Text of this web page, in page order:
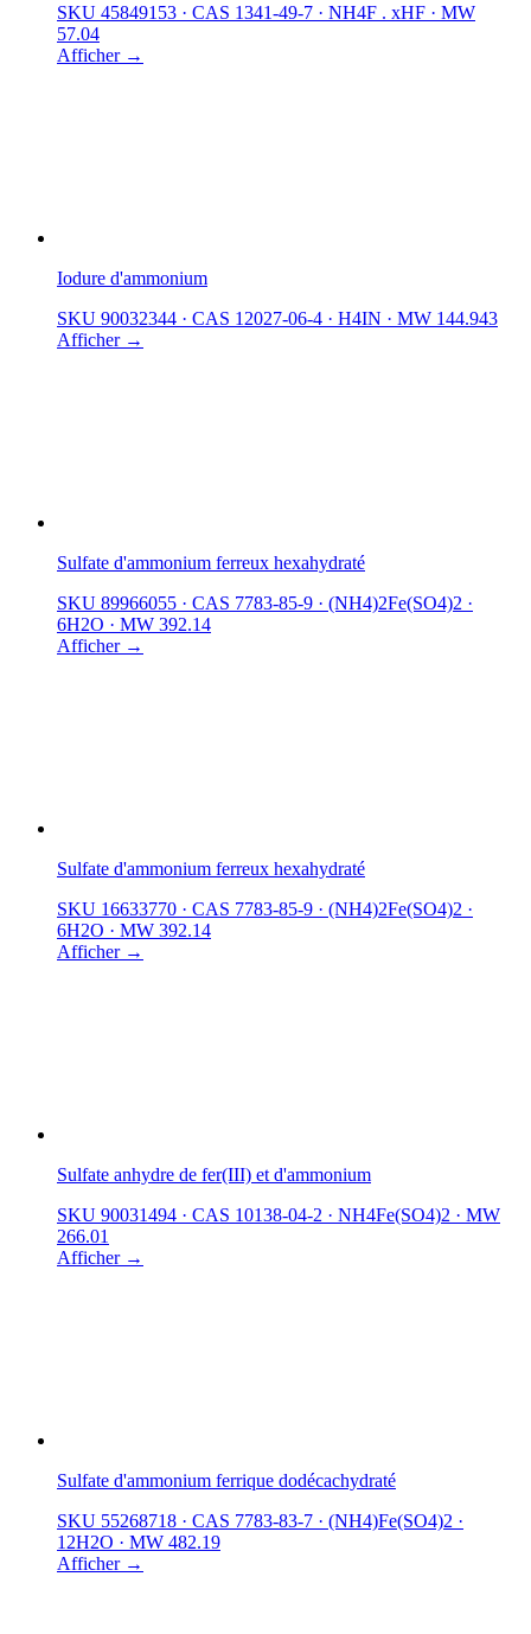
SKU 45849153 · CAS 1341-49-7 · NH4F . xHF · MW
57.04
Afficher →
Iodure d'ammonium
SKU 90032344 · CAS 12027-06-4 · H4IN · MW 144.943
Afficher →
Sulfate d'ammonium ferreux hexahydraté
SKU 89966055 · CAS 7783-85-9 · (NH4)2Fe(SO4)2 ·
6H2O · MW 392.14
Afficher →
Sulfate d'ammonium ferreux hexahydraté
SKU 16633770 · CAS 7783-85-9 · (NH4)2Fe(SO4)2 ·
6H2O · MW 392.14
Afficher →
Sulfate anhydre de fer(III) et d'ammonium
SKU 90031494 · CAS 10138-04-2 · NH4Fe(SO4)2 · MW
266.01
Afficher →
Sulfate d'ammonium ferrique dodécachydraté
SKU 55268718 · CAS 7783-83-7 · (NH4)Fe(SO4)2 ·
12H2O · MW 482.19
Afficher →